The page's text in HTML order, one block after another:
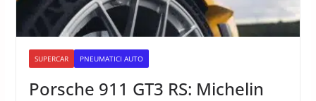
SUPERCAR PNEUMATICI AUTO
Porsche 911 GT3 RS: Michelin